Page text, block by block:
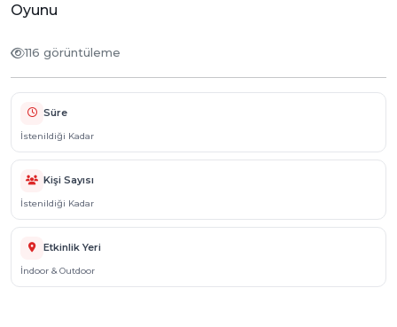
Oyunu
116 görüntüleme
Süre
İstenildiği Kadar
Kişi Sayısı
İstenildiği Kadar
Etkinlik Yeri
İndoor & Outdoor